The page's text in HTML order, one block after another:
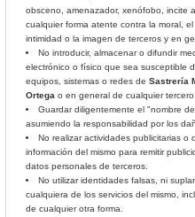
obsceno, amenazador, xenófobo, incite
cualquier forma atente contra la moral,
intimidad o la imagen de terceros y en
No introducir, almacenar o difundir
electrónico o físico que sea susceptible
equipos, sistemas o redes de Sastrería
Ortega o en general de cualquier
Guardar diligentemente el "nombre
asumiendo la responsabilidad por los
No realizar actividades publicitarias o
información del mismo para remitir
datos personales de terceros.
No utilizar identidades falsas, ni
cualquiera de los servicios del mismo,
de cualquier otra forma.